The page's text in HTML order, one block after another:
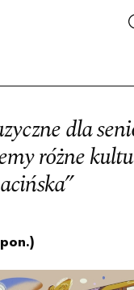
dla
różne